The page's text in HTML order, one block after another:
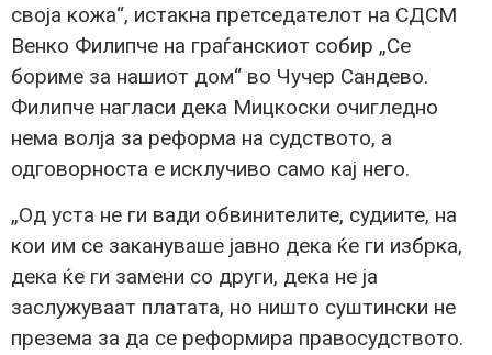
своја кожа“, истакна претседателот на СДСМ
Венко Филипче на граѓанскиот собир „Се
бориме за нашиот дом“ во Чучер Сандево.
Филипче нагласи дека Мицкоски очигледно
нема волја за реформа на судството, а
одговорноста е исклучиво само кај него.
„Од уста не ги вади обвинителите, судиите, на
кои им се закануваше јавно дека ќе ги избрка,
дека ќе ги замени со други, дека не ја
заслужуваат платата, но ништо суштински не
презема за да се реформира правосудството.